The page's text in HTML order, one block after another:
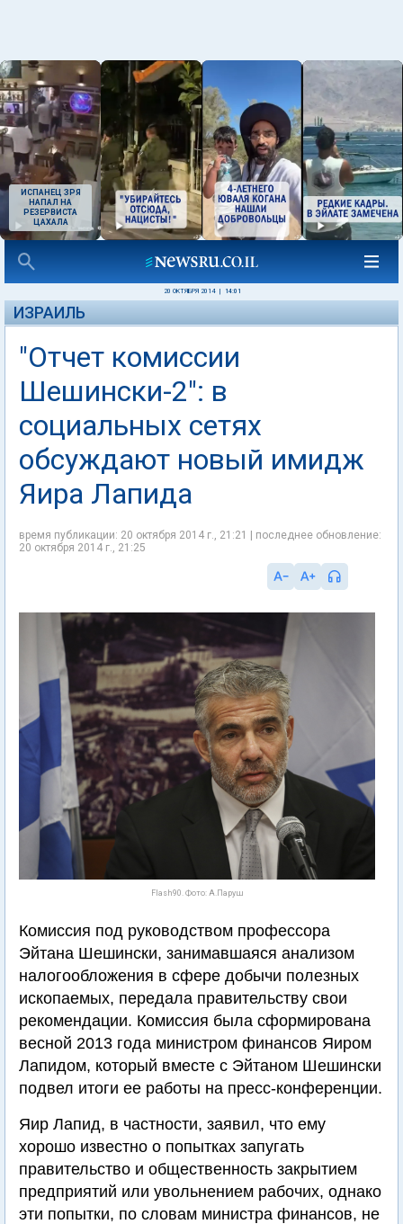
ИСПАНЕЦ ЗРЯ
НАПАЛ НА
РЕЗЕРВИСТА
ЦАХАЛА
20 ОКТЯБРЯ 2014 14:01
ИЗРАИЛЬ
"Отчет комиссии
Шешински-2": в
социальных сетях
обсуждают новый имидж
Яира Лапида
время публикации: 20 октября 2014 г., 21:21 | последнее обновление:
20 октября 2014 г., 21:25
Flash90. Фото: А.Паруш
Комиссия под руководством профессора
Эйтана Шешински, занимавшаяся анализом
налогообложения в сфере добычи полезных
ископаемых, передала правительству свои
рекомендации. Комиссия была сформирована
весной 2013 года министром финансов Яиром
Лапидом, который вместе с Эйтаном Шешински
подвел итоги ее работы на пресс-конференции.
Яир Лапид, в частности, заявил, что ему
хорошо известно о попытках запугать
правительство и общественность закрытием
предприятий или увольнением рабочих, однако
эти попытки, по словам министра финансов, не